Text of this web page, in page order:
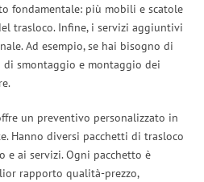
fondamentale: più mobili e scatole
trasloco. Infine, i servizi aggiuntivi
Ad esempio, se hai bisogno di
smontaggio e montaggio dei
un preventivo personalizzato in
Hanno diversi pacchetti di trasloco
e ai servizi. Ogni pacchetto è
rapporto qualità-prezzo,